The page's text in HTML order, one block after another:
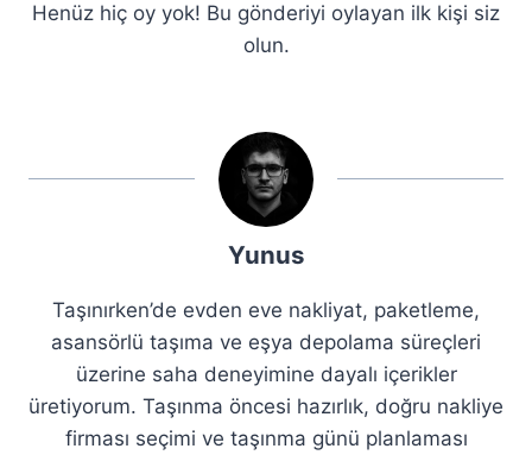
Henüz hiç oy yok! Bu gönderiyi oylayan ilk kişi siz
olun.
Yunus
Taşınırken’de evden eve nakliyat, paketleme,
asansörlü taşıma ve eşya depolama süreçleri
üzerine saha deneyimine dayalı içerikler
üretiyorum. Taşınma öncesi hazırlık, doğru nakliye
firması seçimi ve taşınma günü planlaması